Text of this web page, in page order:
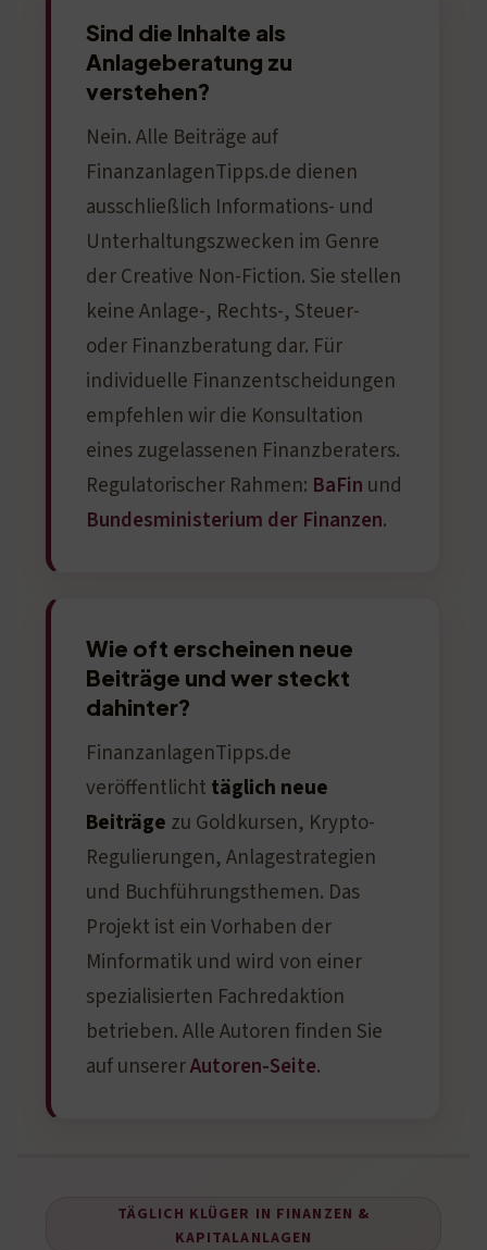
Sind die Inhalte als
Anlageberatung zu
verstehen?
Nein. Alle Beiträge auf
FinanzanlagenTipps.de dienen
ausschließlich Informations- und
Unterhaltungszwecken im Genre
der Creative Non-Fiction. Sie stellen
keine Anlage-, Rechts-, Steuer-
oder Finanzberatung dar. Für
individuelle Finanzentscheidungen
empfehlen wir die Konsultation
eines zugelassenen Finanzberaters.
Regulatorischer Rahmen: BaFin und
Bundesministerium der Finanzen.
Wie oft erscheinen neue
Beiträge und wer steckt
dahinter?
FinanzanlagenTipps.de
veröffentlicht täglich neue
Beiträge zu Goldkursen, Krypto-
Regulierungen, Anlagestrategien
und Buchführungsthemen. Das
Projekt ist ein Vorhaben der
Minformatik und wird von einer
spezialisierten Fachredaktion
betrieben. Alle Autoren finden Sie
auf unsererAutoren-Seite.
TÄGLICH KLÜGER IN FINANZEN &
KAPITALANLAGEN